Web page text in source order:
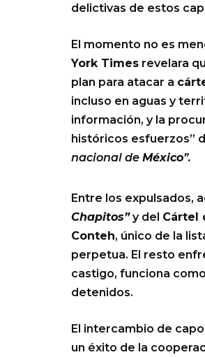
delictivas de estos
El momento no es
York Times revelara
plan para atacar a
incluso en aguas y
información, y la
históricos esfuerzos”
nacional de México”.
Entre los expulsados,
Chapitos”y del Cártel
Conteh, único de la
perpetua. El resto
castigo, funciona
detenidos.
El intercambio de
un éxito de la